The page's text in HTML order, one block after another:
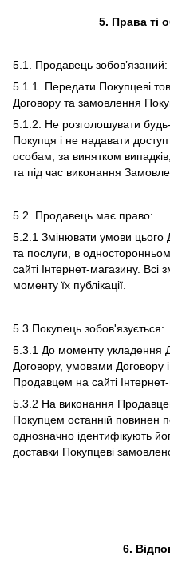
5. Права ті
5.1. Продавець зобов’язаний:
5.1.1. Передати Покупцеві
Договору та замовлення
5.1.2. Не розголошувати
Покупця і не надавати доступ
особам, за винятком
та під час виконання
5.2. Продавець має право:
5.2.1 Змінювати умови цього
та послуги, в
сайті Інтернет-магазину. Всі
моменту їх публікації.
5.3 Покупець зобов'язується:
5.3.1 До моменту укладення
Договору, умовами Договору
Продавцем на сайті
5.3.2 На виконання
Покупцем останній повинен
однозначно ідентифікують
доставки Покупцеві
6.